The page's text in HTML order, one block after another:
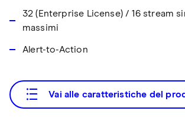
32 (Enterprise License) / 16 stream
massimi
Alert-to-Action
Vai alle caratteristiche del